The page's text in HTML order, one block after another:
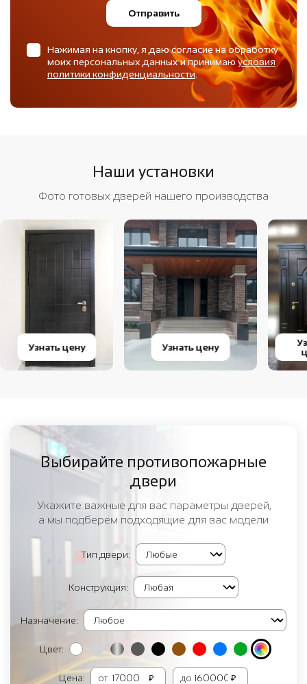
Отправить
Нажимая на кнопку, я даю согласие на обработку
моих персональных данных и принимаюусловия
политики конфиденциальности.
Наши установки
Фото готовых дверей нашего производства
Узнать цену Узнать цену
Выбирайте противопожарные
двери
Укажите важные для вас параметры дверей,
а мы подберем подходящие для вас модели
Тип двери:
Конструкция:
Назначение:
Цвет:
Цена: от ₽ до ₽